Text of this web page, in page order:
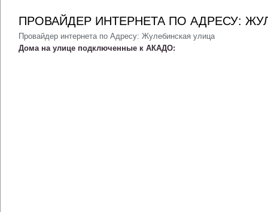
ПРОВАЙДЕР ИНТЕРНЕТА ПО АДРЕСУ:
Провайдер интернета по Адресу: Жулебинская улица
Дома на улице подключенные к АКАДО: